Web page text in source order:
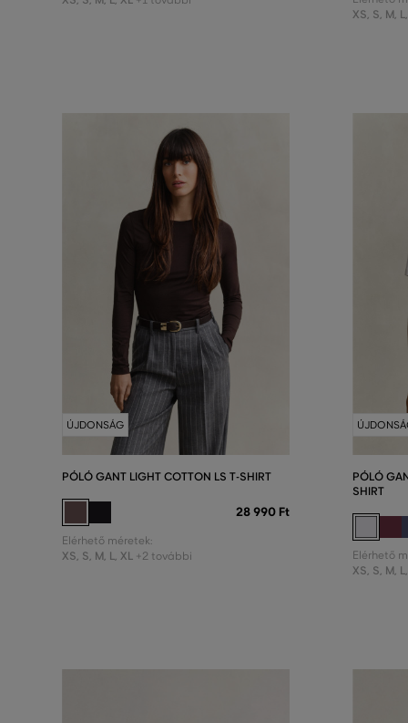
XS, S, M, L,
ÚJDONSÁG
PÓLÓ GANT LIGHT COTTON LS T-SHIRT
28 990 Ft
Elérhető méretek:
XS, S, M, L, XL +2 további
PÓLÓ
SHIRT
Elérhető
XS, S, M, L,